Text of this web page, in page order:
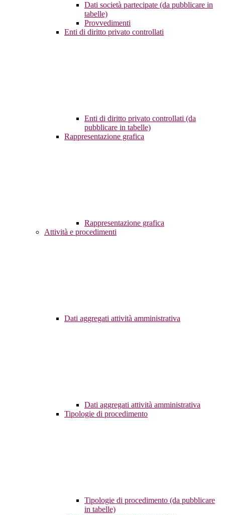
Dati società partecipate (da pubblicare in
tabelle)
Provvedimenti
Enti di diritto privato controllati
Enti di diritto privato controllati (da
pubblicare in tabelle)
Rappresentazione grafica
Rappresentazione grafica
Attività e procedimenti
Dati aggregati attività amministrativa
Dati aggregati attività amministrativa
Tipologie di procedimento
Tipologie di procedimento (da pubblicare
in tabelle)